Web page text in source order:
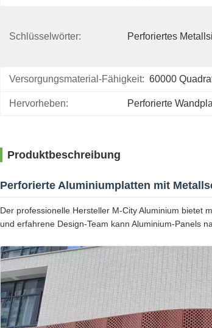
Schlüsselwörter: Perforiertes
Versorgungsmaterial-Fähigkeit: 60000
Hervorheben: Perforierte
Produktbeschreibung
Perforierte Aluminiumplatten mit
Der professionelle Hersteller M-City Aluminium bietet
und erfahrene Design-Team kann Aluminium-Panels